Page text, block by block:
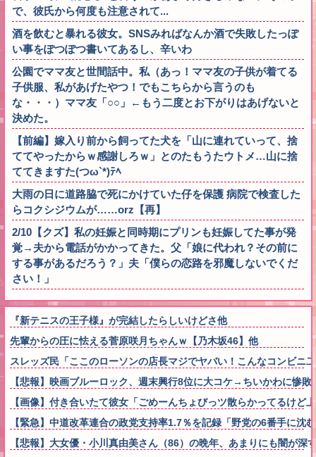
で、彼氏から何度も注意されて...
酒を飲むと暴れる彼女。SNSみればなんか酒で失敗したっぽ
い事をぽつぽつ書いてあるし、辛いわ
公園でママ友と世間話中。私（あっ！ママ友の子供が着てる
子供服、私があげたやつ！でもこちらから言うのも
な・・・）ママ友「○○」←もう二度とお下がりはあげないと
決めた。
【前編】嫁入り前から飼ってた犬を「山に連れていって、捨
ててやったからｗ感謝しろｗ」とのたもうたウトメ…山に捨
ててきますた(つω`*)ﾃﾍ
大雨の日に道路脇で死にかけていた仔を保護 病院で検査した
らコクシジウムが……orz【再】
2/10【クズ】私の妊娠と同時期にプリンも妊娠してた事が発
覚→夫から電話がかかってきた。父「娘に代われ？その前に
する事があるだろう？」夫「僕らの恋路を邪魔しないでくだ
さい！」
『新テニスの王子様』が完結したらしいけどさ他
先輩からの圧に怯える菅原咲月ちゃんｗ【乃木坂46】他
スレッズ民「ここのローソンの店長マジでヤバい！こんなコンビ
【悲報】映画ブルーロック、週末興行8位に大コケ→ちいかわに惨敗
【画像】付き合いたて彼女「ごめーんちょびっツ散らかってるけ
【緊急】中道改革連合の政党支持率1.7％を記録「野党の6番手に沈
【悲報】大女優・小川真由美さん（86）の晩年、あまりにも闇が深